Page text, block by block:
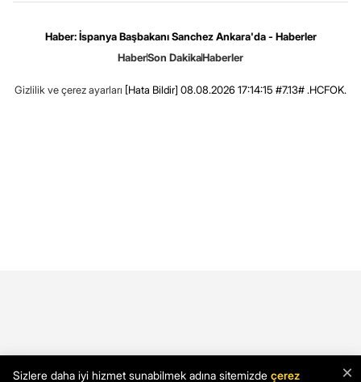
Haber: İspanya Başbakanı Sanchez Ankara'da - Haberler
HaberSon DakikaHaberler
Gizlilik ve çerez ayarları [Hata Bildir] 08.08.2026 17:14:15 #7.13# .HCFOK.
×
Sizlere daha iyi hizmet sunabilmek adına sitemizde çerez